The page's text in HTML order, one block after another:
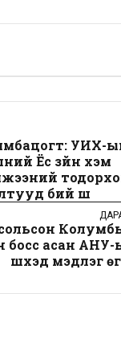
УИХ-
Ёс зүйн хэм
бий шүү
сольсон
босс асан АНУ-
шүүхэд мэдүүлэг